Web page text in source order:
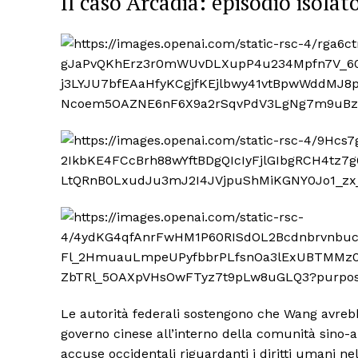
Le autorità federali sostengono che Wang
governo cinese all’interno della comunità
accuse occidentali riguardanti i diritti umani